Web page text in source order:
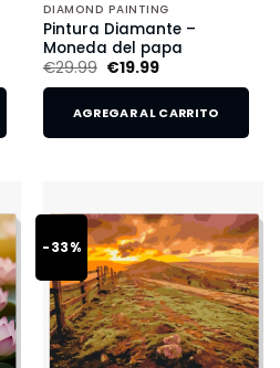
DIAMOND PAINTING
Pintura Diamante –
Moneda del papa
€29.99 €19.99
AGREGAR AL CARRITO
-33%